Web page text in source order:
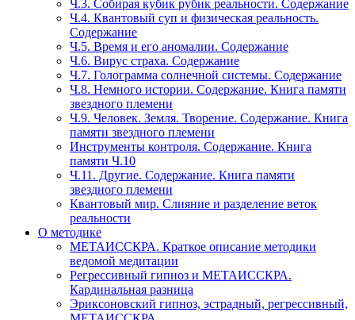
Ч.3. Собирая кубик рубик реальности. Содержание
Ч.4. Квантовый суп и физическая реальность.
Содержание
Ч.5. Время и его аномалии. Содержание
Ч.6. Вирус страха. Содержание
Ч.7. Голограмма солнечной системы. Содержание
Ч.8. Немного истории. Содержание. Книга памяти
звездного племени
Ч.9. Человек. Земля. Творение. Содержание. Книга
памяти звездного племени
Инструменты контроля. Содержание. Книга
памяти Ч.10
Ч.11. Другие. Содержание. Книга памяти
звездного племени
Квантовый мир. Слияние и разделение веток
реальности
О методике
МЕТАИССКРА. Краткое описание методики
ведомой медитации
Регрессивный гипноз и МЕТАИССКРА.
Кардинальная разница
Эриксоновский гипноз, эстрадный, регрессивный,